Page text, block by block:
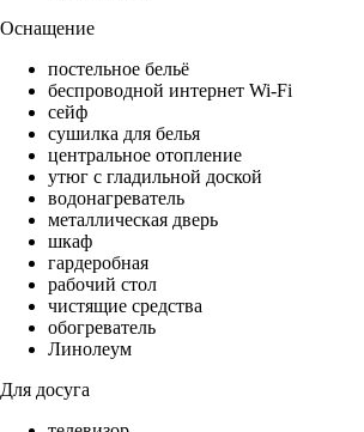
Оснащение
постельное бельё
беспроводной интернет Wi-Fi
сейф
сушилка для белья
центральное отопление
утюг с гладильной доской
водонагреватель
металлическая дверь
шкаф
гардеробная
рабочий стол
чистящие средства
обогреватель
Линолеум
Для досуга